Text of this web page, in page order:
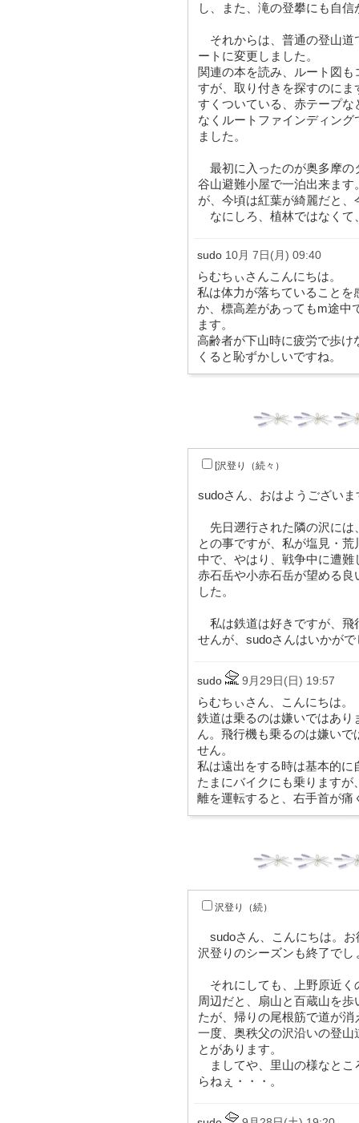
し、また、滝の登攀にも自
それからは、普通の登山道
ートに変更しました。
関連の本を読み、ルート図
すが、取り付きを探すのに
すくついている、赤テープ
なくルートファインディン
ました。
最初に入ったのが奥多摩の
谷山避難小屋で一泊出来ま
が、今頃は紅葉が綺麗だと
なにしろ、植林ではなくて
sudo 10月 7日(月) 09:40
らむちぃさんこんにちは。
私は体力が落ちていること
か、標高差があってもm途中
ます。
高齢者が下山時に疲労で歩
くると恥ずかしいですね。
[沢登り（続々）
sudoさん、おはようございま
先日遡行された隣の沢には
との事ですが、私が塩見・
中で、やはり、戦争中に遭
赤石岳や小赤石岳が望める
した。
私は鉄道は好きですが、飛
せんが、sudoさんはいかが
sudo 9月29日(日) 19:57
らむちぃさん、こんにちは。
鉄道は乗るのは嫌いではあ
ん。飛行機も乗るのは嫌い
せん。
私は遠出をする時は基本的に
たまにバイクにも乗ります
離を運転すると、右手首が
沢登り（続）
sudoさん、こんにちは。お
沢登りのシーズンも終了でし
それにしても、上野原近く
周辺だと、扇山と百蔵山を
たが、帰りの尾根筋で道が
一度、奥秩父の沢沿いの登
とがあります。
ましてや、里山の様なとこ
らねぇ・・・。